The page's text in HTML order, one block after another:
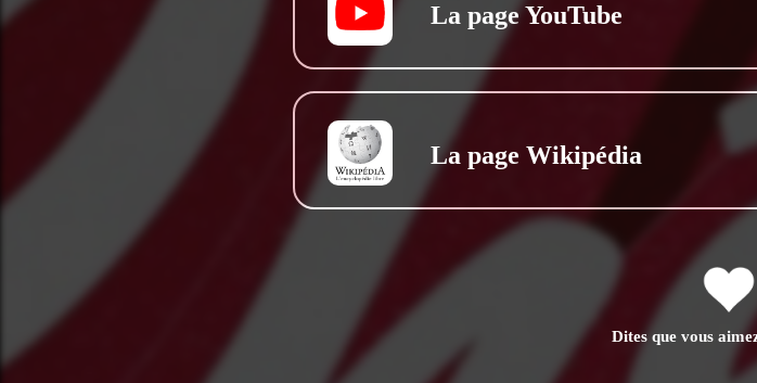
La page YouTube
La page Wikipédia
Dites que vous